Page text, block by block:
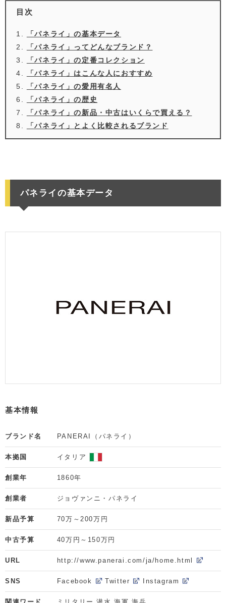
目次
「パネライ」の基本データ
「パネライ」ってどんなブランド？
「パネライ」の定番コレクション
「パネライ」はこんな人におすすめ
「パネライ」の愛用有名人
「パネライ」の歴史
「パネライ」の新品・中古はいくらで買える？
「パネライ」とよく比較されるブランド
パネライの基本データ
基本情報
ブランド名 PANERAI（パネライ）
本拠国 イタリア
創業年 1860年
創業者 ジョヴァンニ・パネライ
新品予算 70万～200万円
中古予算 40万円～150万円
URL http://www.panerai.com/ja/home.html
SNS Facebook Twitter Instagram